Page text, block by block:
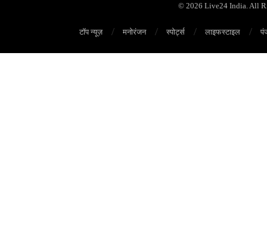
© 2026 Live24 India. All
टॉप न्यूज़ मनोरंजन स्पोर्ट्स लाइफस्टाइल